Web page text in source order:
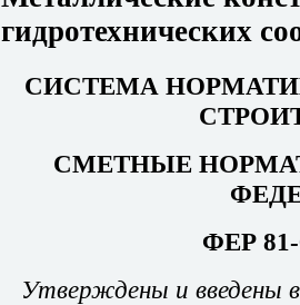
гидротехнических
СИСТЕМА
СМЕТНЫЕ
ФЕР 81-
Утверждены и введены